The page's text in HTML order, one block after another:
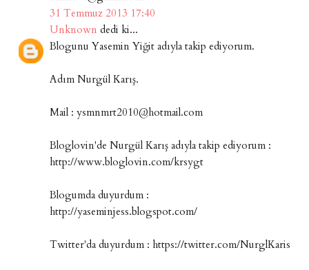
31 Temmuz 2013 17:40
Unknown dedi ki...
Blogunu Yasemin Yiğit adıyla takip ediyorum.
Adım Nurgül Karış.
Mail : ysmnmrt2010@hotmail.com
Bloglovin'de Nurgül Karış adıyla takip ediyorum :
http://www.bloglovin.com/krsygt
Blogumda duyurdum :
http://yaseminjess.blogspot.com/
Twitter'da duyurdum : https://twitter.com/NurglKaris